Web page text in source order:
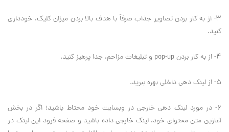
3- از به کار بردن تصاویر جذاب صرفاً با هدف بالا بردن میزان کلیک، خودداری
کنید.
4- از به کار بردن pop-up و تبلیغات مزاحم، جدا پرهیز کنید.
5- از لینک دهی داخلی بهره ببرید.
6- در مورد لینک دهی خارجی در وبسایت خود محتاط باشید؛ اگر در بخش
آغازین متن محتوای خود، لینک خارجی داده باشید و صفحه فرود این لینک در